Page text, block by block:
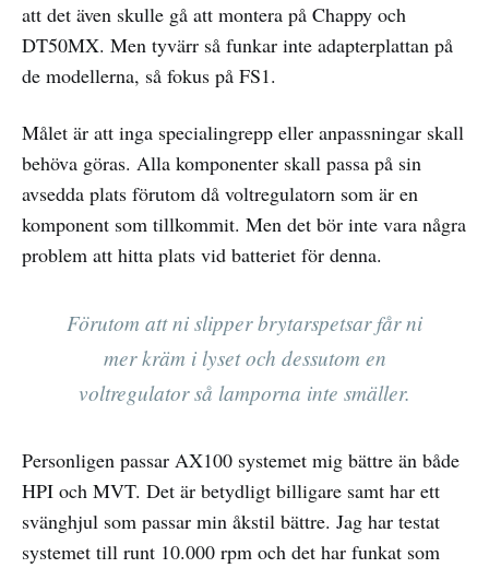
att det även skulle gå att montera på Chappy och
DT50MX. Men tyvärr så funkar inte adapterplattan på
de modellerna, så fokus på FS1.
Målet är att inga specialingrepp eller anpassningar skall
behöva göras. Alla komponenter skall passa på sin
avsedda plats förutom då voltregulatorn som är en
komponent som tillkommit. Men det bör inte vara några
problem att hitta plats vid batteriet för denna.
Förutom att ni slipper brytarspetsar får ni
mer kräm i lyset och dessutom en
voltregulator så lamporna inte smäller.
Personligen passar AX100 systemet mig bättre än både
HPI och MVT. Det är betydligt billigare samt har ett
svänghjul som passar min åkstil bättre. Jag har testat
systemet till runt 10.000 rpm och det har funkat som